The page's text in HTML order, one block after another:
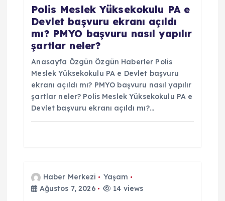
mPolis Meslek Yüksekokulu PA e
Devlet başvuru ekranı açıldı
mı? PMYO başvuru nasıl yapılır
şartlar neler?
Anasayfa Özgün Özgün Haberler Polis
Meslek Yüksekokulu PA e Devlet başvuru
ekranı açıldı mı? PMYO başvuru nasıl yapılır
şartlar neler? Polis Meslek Yüksekokulu PA e
Devlet başvuru ekranı açıldı mı?…
Haber Merkezi
Yaşam
Ağustos 7, 2026
14 views